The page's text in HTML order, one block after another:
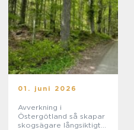
01. juni 2026
Avverkning i
Östergötland så skapar
skogsägare långsiktigt